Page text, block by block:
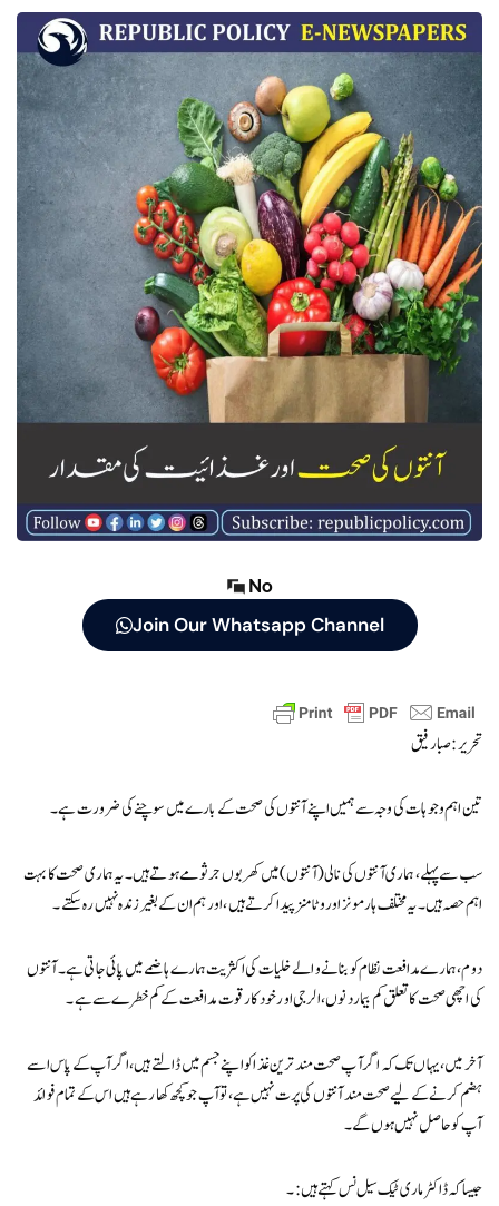
No
Join Our Whatsapp Channel
تحریر: صبا رفیق
تین اہم وجوہات کی وجہ سے ہمیں اپنے آنتوں کی صحت کے بارے میں سوچنے کی ضرورت ہے۔
سب سے پہلے، ہماری آنتوں کی نالی (آنتوں) میں کھربوں جرثومے ہوتے ہیں۔ یہ ہماری صحت کا بہت
اہم حصہ ہیں۔ یہ مختلف ہارمونز اور وٹامنز پیدا کرتے ہیں، اور ہم ان کے بغیر زندہ نہیں رہ سکتے۔
دوم، ہمارے مدافعت نظام کو بنانے والے خلیات کی اکثریت ہمارے ہاضمے میں پائی جاتی ہے۔ آنتوں
کی اچھی صحت کا تعلق کم بیمار دنوں، الرجی اور خود کار قوت مدافعت کے کم خطرے سے ہے۔
آخر میں، یہاں تک کہ اگر آپ صحت مند ترین غذا کو اپنے جسم میں ڈالتے ہیں، اگر آپ کے پاس اسے
ہضم کرنے کے لیے صحت مند آنتوں کی پرت نہیں ہے، تو آپ جو کچھ کھا رہے ہیں اس کے تمام فوائد
آپ کو حاصل نہیں ہوں گے۔
جیسا کہ ڈاکٹر ماری ٹیک سیل نس کہتے ہیں:۔